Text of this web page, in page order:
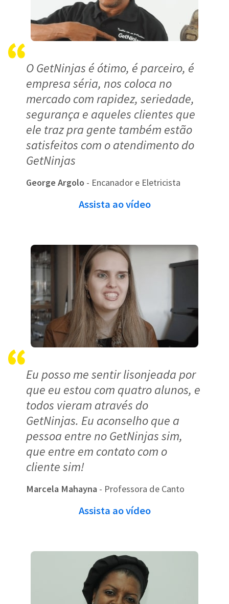
O GetNinjas é ótimo, é parceiro, é
empresa séria, nos coloca no
mercado com rapidez, seriedade,
segurança e aqueles clientes que
ele traz pra gente também estão
satisfeitos com o atendimento do
GetNinjas
George Argolo - Encanador e Eletricista
Assista ao vídeo
Eu posso me sentir lisonjeada por
que eu estou com quatro alunos, e
todos vieram através do
GetNinjas. Eu aconselho que a
pessoa entre no GetNinjas sim,
que entre em contato com o
cliente sim!
Marcela Mahayna - Professora de Canto
Assista ao vídeo